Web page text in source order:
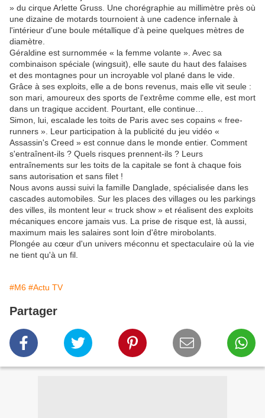
» du cirque Arlette Gruss. Une chorégraphie au millimètre près où
une dizaine de motards tournoient à une cadence infernale à
l'intérieur d'une boule métallique d'à peine quelques mètres de
diamètre.
Géraldine est surnommée « la femme volante ». Avec sa
combinaison spéciale (wingsuit), elle saute du haut des falaises
et des montagnes pour un incroyable vol plané dans le vide.
Grâce à ses exploits, elle a de bons revenus, mais elle vit seule :
son mari, amoureux des sports de l'extrême comme elle, est mort
dans un tragique accident. Pourtant, elle continue…
Simon, lui, escalade les toits de Paris avec ses copains « free-
runners ». Leur participation à la publicité du jeu vidéo «
Assassin's Creed » est connue dans le monde entier. Comment
s'entraînent-ils ? Quels risques prennent-ils ? Leurs
entraînements sur les toits de la capitale se font à chaque fois
sans autorisation et sans filet !
Nous avons aussi suivi la famille Danglade, spécialisée dans les
cascades automobiles. Sur les places des villages ou les parkings
des villes, ils montent leur « truck show » et réalisent des exploits
mécaniques encore jamais vus. La prise de risque est, là aussi,
maximum mais les salaires sont loin d'être mirobolants.
Plongée au cœur d'un univers méconnu et spectaculaire où la vie
ne tient qu'à un fil.
#M6 #Actu TV
Partager